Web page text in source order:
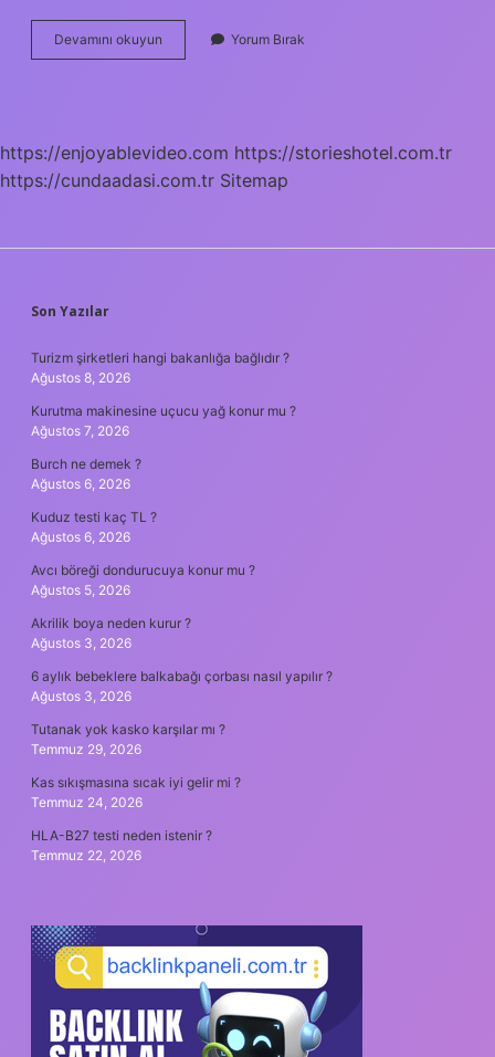
Devamını okuyun
Frekansı
Yorum Bırak
https://enjoyablevideo.com https://storieshotel.com.tr
https://cundaadasi.com.tr Sitemap
SIDEBAR
Son Yazılar
Turizm şirketleri hangi bakanlığa bağlıdır ?
Ağustos 8, 2026
Kurutma makinesine uçucu yağ konur mu ?
Ağustos 7, 2026
Burch ne demek ?
Ağustos 6, 2026
Kuduz testi kaç TL ?
Ağustos 6, 2026
Avcı böreği dondurucuya konur mu ?
Ağustos 5, 2026
Akrilik boya neden kurur ?
Ağustos 3, 2026
6 aylık bebeklere balkabağı çorbası nasıl yapılır ?
Ağustos 3, 2026
Tutanak yok kasko karşılar mı ?
Temmuz 29, 2026
Kas sıkışmasına sıcak iyi gelir mi ?
Temmuz 24, 2026
HLA-B27 testi neden istenir ?
Temmuz 22, 2026